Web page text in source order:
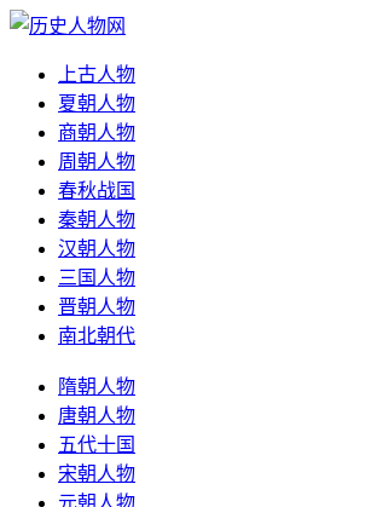
上古人物
夏朝人物
商朝人物
周朝人物
春秋战国
秦朝人物
汉朝人物
三国人物
晋朝人物
南北朝代
隋朝人物
唐朝人物
五代十国
宋朝人物
元朝人物